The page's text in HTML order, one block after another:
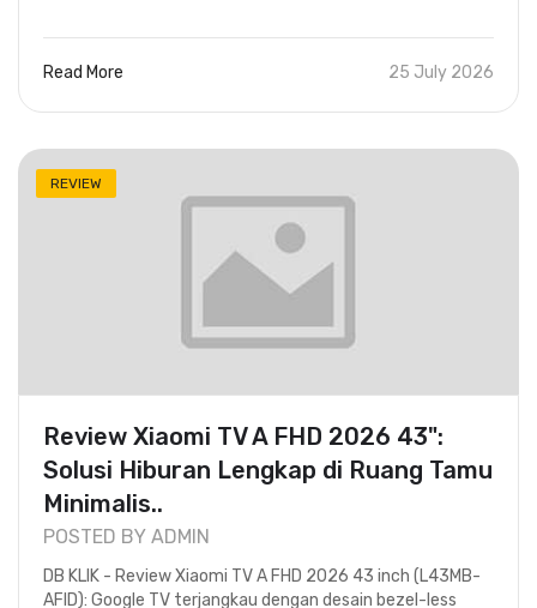
Read More 25 July 2026
REVIEW
Review Xiaomi TV A FHD 2026 43":
Solusi Hiburan Lengkap di Ruang Tamu
Minimalis..
POSTED BY ADMIN
DB KLIK - Review Xiaomi TV A FHD 2026 43 inch (L43MB-
AFID): Google TV terjangkau dengan desain bezel-less